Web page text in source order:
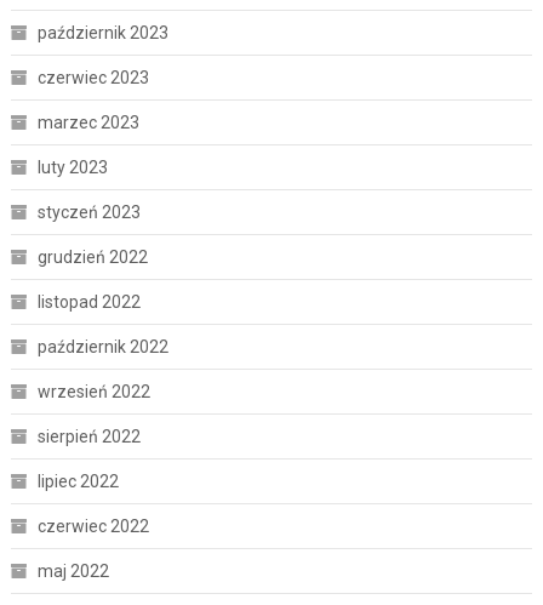
październik 2023
czerwiec 2023
marzec 2023
luty 2023
styczeń 2023
grudzień 2022
listopad 2022
październik 2022
wrzesień 2022
sierpień 2022
lipiec 2022
czerwiec 2022
maj 2022